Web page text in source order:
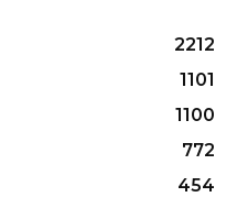
2212
1101
1100
772
454